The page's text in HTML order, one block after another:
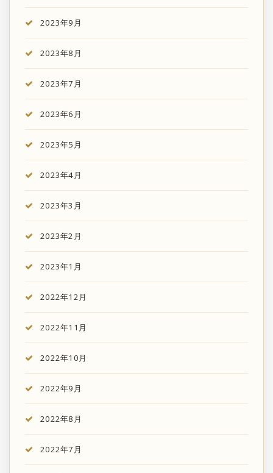
2023年9月
2023年8月
2023年7月
2023年6月
2023年5月
2023年4月
2023年3月
2023年2月
2023年1月
2022年12月
2022年11月
2022年10月
2022年9月
2022年8月
2022年7月